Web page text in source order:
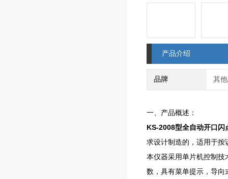
产品介绍
品牌 其
一、产品概述：
KS-2008型全自动开口闪
求设计制造的，适用于
本仪器采用单片机控制
数，具有菜单提示，导向